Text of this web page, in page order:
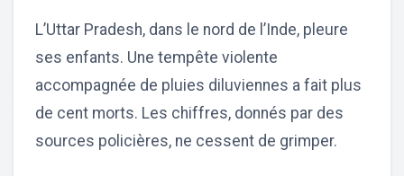
L’Uttar Pradesh, dans le nord de l’Inde, pleure
ses enfants. Une tempête violente
accompagnée de pluies diluviennes a fait plus
de cent morts. Les chiffres, donnés par des
sources policières, ne cessent de grimper.